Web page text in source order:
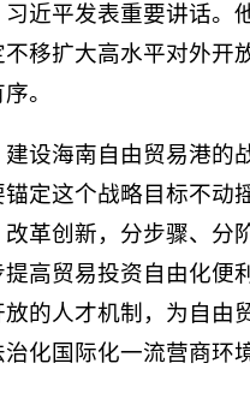
近平发表重要讲话。
移扩大高水平对外开
。
建设海南自由贸易港的
定这个战略目标不动
革创新，分步骤、分
高贸易投资自由化便
的人才机制，为自由
化国际化一流营商环境